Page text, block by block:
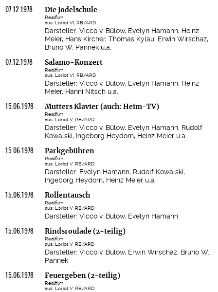
07.12.1978 Die Jodelschule
Realfilm
aus: Loriot VI, RB/ARD
Darsteller: Vicco v. Bülow, Evelyn Hamann, Heinz
Meier, Hans Kircher, Thomas Kylau, Erwin Wirschaz,
Bruno W. Pannek u.a.
07.12.1978 Salamo-Konzert
Realfilm
aus: Loriot VI, RB/ARD
Darsteller: Vicco v. Bülow, Evelyn Hamann, Heinz
Meier, Hanni Nitsch u.a.
15.06.1978 Mutters Klavier (auch: Heim-TV)
Realfilm
aus: Loriot V, RB/ARD
Darsteller: Vicco v. Bülow, Evelyn Hamann, Rudolf
Kowalski, Ingeborg Heydorn, Heinz Meier u.a.
15.06.1978 Parkgebühren
Realfilm
aus: Loriot V, RB/ARD
Darsteller: Evelyn Hamann, Rudolf Kowalski,
Ingeborg Heydorn, Heinz Meier u.a.
15.06.1978 Rollentausch
Realfilm
aus: Loriot V, RB/ARD
Darsteller: Vicco v. Bülow, Evelyn Hamann
15.06.1978 Rindsroulade (2-teilig)
Realfilm
aus: Loriot V, RB/ARD
Darsteller: Vicco v. Bülow, Erwin Wirschaz, Bruno W.
Pannek
15.06.1978 Feuergeben (2-teilig)
Realfilm
aus: Loriot V, RB/ARD